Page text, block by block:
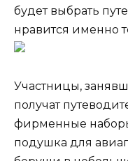
будет выбрать
нравится именно
Участницы,
получат
фирменные
подушка для